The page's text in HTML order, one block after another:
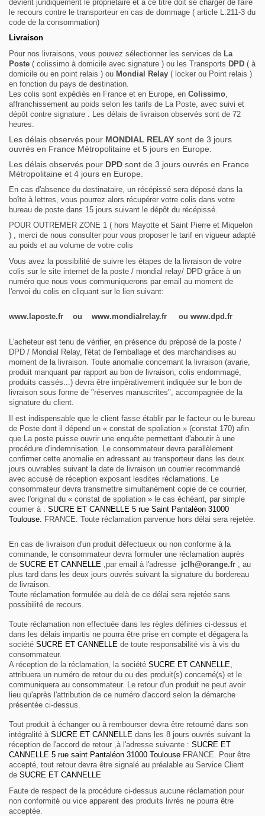
devient juridiquement le propriétaire et à ce titre doit se charger de faire
le recours contre le transporteur en cas de dommage ( article L.211-3 du
code de la consommation)
Livraison
Pour nos livraisons, vous pouvez sélectionner les services de La
Poste ( colissimo à domicile avec signature ) ou les Transports DPD ( à
domicile ou en point relais ) ou Mondial Relay ( locker ou Point relais )
en fonction du pays de destination.
Les colis sont expédiés en France et en Europe, en Colissimo
affranchissement au poids selon les tarifs de La Poste, avec suivi et
dépôt contre signature . Les délais de livraison observés sont de 72
heures.
Les délais observés pour MONDIAL RELAY sont de 3 jours
ouvrés en France Métropolitaine et 5 jours en Europe.
Les délais observés pour DPD sont de 3 jours ouvrés en France
Métropolitaine et 4 jours en Europe.
En cas d'absence du destinataire, un récépissé sera déposé dans la
boîte à lettres, vous pourrez alors récupérer votre colis dans votre
bureau de poste dans 15 jours suivant le dépôt du récépissé.
POUR OUTREMER ZONE 1 ( hors Mayotte et Saint Pierre et Miquelon
) , merci de nous consulter pour vous proposer le tarif en vigueur adapté
au poids et au volume de votre colis
Vous avez la possibilité de suivre les étapes de la livraison de votre
colis sur le site internet de la poste / mondial relay/ DPD grâce à un
numéro que nous vous communiquerons par email au moment de
l'envoi du colis en cliquant sur le lien suivant:
www.laposte.fr ou www.mondialrelay.fr ou www.dpd.fr
L'acheteur est tenu de vérifier, en présence du préposé de la poste /
DPD / Mondial Relay, l'état de l'emballage et des marchandises au
moment de la livraison. Toute anomalie concernant la livraison (avarie,
produit manquant par rapport au bon de livraison, colis endommagé,
produits cassés...) devra être impérativement indiquée sur le bon de
livraison sous forme de "réserves manuscrites", accompagnée de la
signature du client.
Il est indispensable que le client fasse établir par le facteur ou le bureau
de Poste dont il dépend un « constat de spoliation » (constat 170) afin
que La poste puisse ouvrir une enquête permettant d'aboutir à une
procédure d'indemnisation. Le consommateur devra parallèlement
confirmer cette anomalie en adressant au transporteur dans les deux
jours ouvrables suivant la date de livraison un courrier recommandé
avec accusé de réception exposant lesdites réclamations. Le
consommateur devra transmettre simultanément copie de ce courrier,
avec l'original du « constat de spoliation » le cas échéant, par simple
courrier à : SUCRE ET CANNELLE 5 rue Saint Pantaléon 31000
Toulouse. FRANCE. Toute réclamation parvenue hors délai sera rejetée.
En cas de livraison d'un produit défectueux ou non conforme à la
commande, le consommateur devra formuler une réclamation auprès
de SUCRE ET CANNELLE ,par email à l'adresse jclh@orange.fr , au
plus tard dans les deux jours ouvrés suivant la signature du bordereau
de livraison.
Toute réclamation formulée au delà de ce délai sera rejetée sans
possibilité de recours.
Toute réclamation non effectuée dans les règles définies ci-dessus et
dans les délais impartis ne pourra être prise en compte et dégagera la
société SUCRE ET CANNELLE de toute responsabilité vis à vis du
consommateur.
A réception de la réclamation, la société SUCRE ET CANNELLE,
attribuera un numéro de retour du ou des produit(s) concerné(s) et le
communiquera au consommateur. Le retour d'un produit ne peut avoir
lieu qu'après l'attribution de ce numéro d'accord selon la démarche
présentée ci-dessus.
Tout produit à échanger ou à rembourser devra être retourné dans son
intégralité à SUCRE ET CANNELLE dans les 8 jours ouvrés suivant la
réception de l'accord de retour ,à l'adresse suivante : SUCRE ET
CANNELLE 5 rue saint Pantaléon 31000 Toulouse FRANCE. Pour être
accepté, tout retour devra être signalé au préalable au Service Client
de SUCRE ET CANNELLE
Faute de respect de la procédure ci-dessus aucune réclamation pour
non conformité ou vice apparent des produits livrés ne pourra être
acceptée.